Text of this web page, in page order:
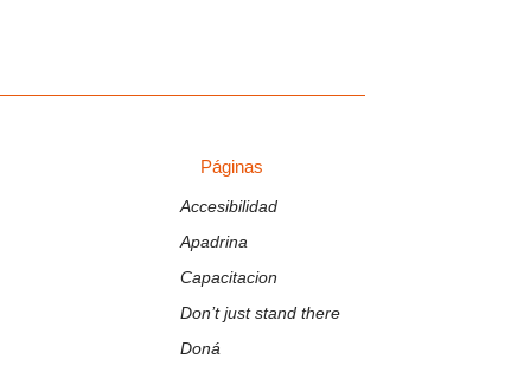
Páginas
Accesibilidad
Apadrina
Capacitacion
Don’t just stand there
Doná